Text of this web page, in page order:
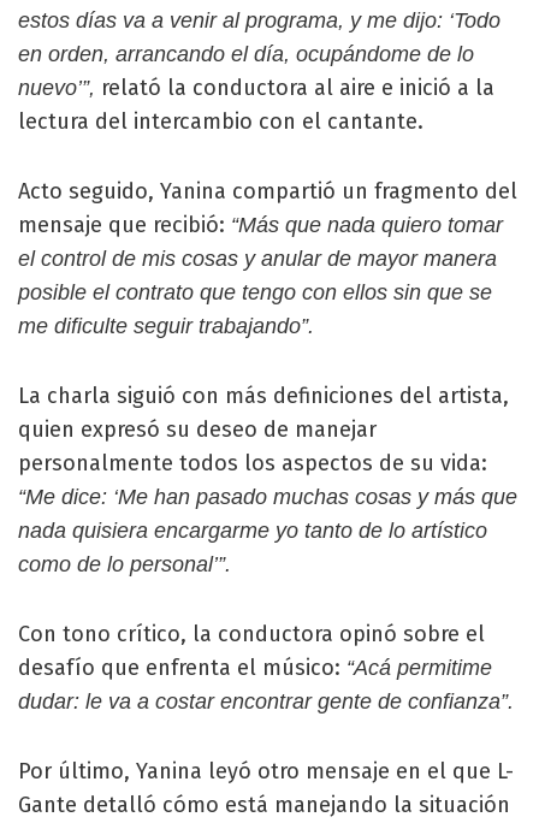
estos días va a venir al programa, y me dijo: ‘Todo
en orden, arrancando el día, ocupándome de lo
nuevo’”, relató la conductora al aire e inició a la
lectura del intercambio con el cantante.
Acto seguido, Yanina compartió un fragmento del
mensaje que recibió: “Más que nada quiero tomar
el control de mis cosas y anular de mayor manera
posible el contrato que tengo con ellos sin que se
me dificulte seguir trabajando”.
La charla siguió con más definiciones del artista,
quien expresó su deseo de manejar
personalmente todos los aspectos de su vida:
“Me dice: ‘Me han pasado muchas cosas y más que
nada quisiera encargarme yo tanto de lo artístico
como de lo personal’”.
Con tono crítico, la conductora opinó sobre el
desafío que enfrenta el músico: “Acá permitime
dudar: le va a costar encontrar gente de confianza”.
Por último, Yanina leyó otro mensaje en el que L-
Gante detalló cómo está manejando la situación